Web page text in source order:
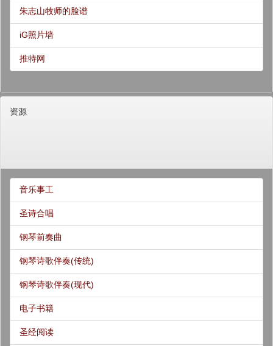
朱志山牧师的脸谱
iG照片墙
推特网
资源
音乐事工
圣诗合唱
钢琴前奏曲
钢琴诗歌伴奏(传统)
钢琴诗歌伴奏(现代)
电子书籍
圣经阅读